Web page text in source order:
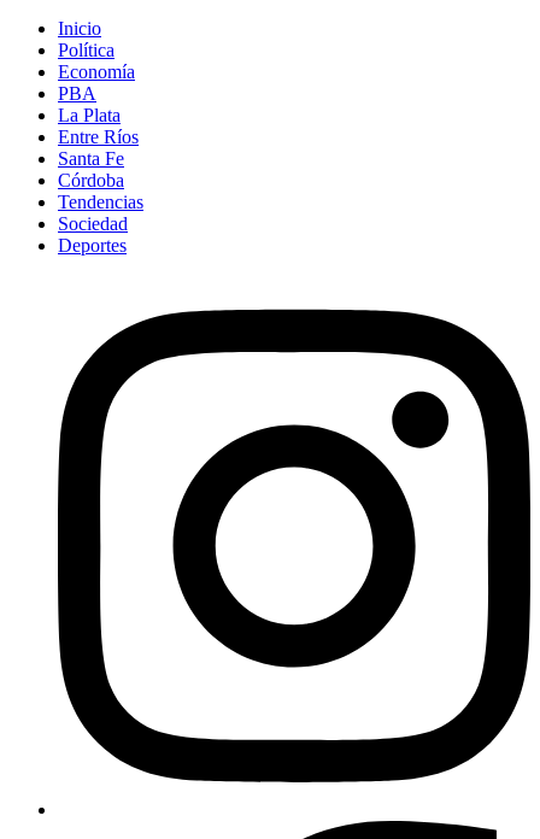
Inicio
Política
Economía
PBA
La Plata
Entre Ríos
Santa Fe
Córdoba
Tendencias
Sociedad
Deportes